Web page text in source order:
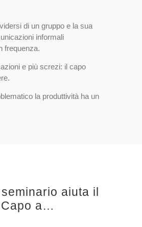
di un gruppo e la sua
informali
frequenza.
e più screzi: il capo
la produttività ha un
aiuta il
Capo a…